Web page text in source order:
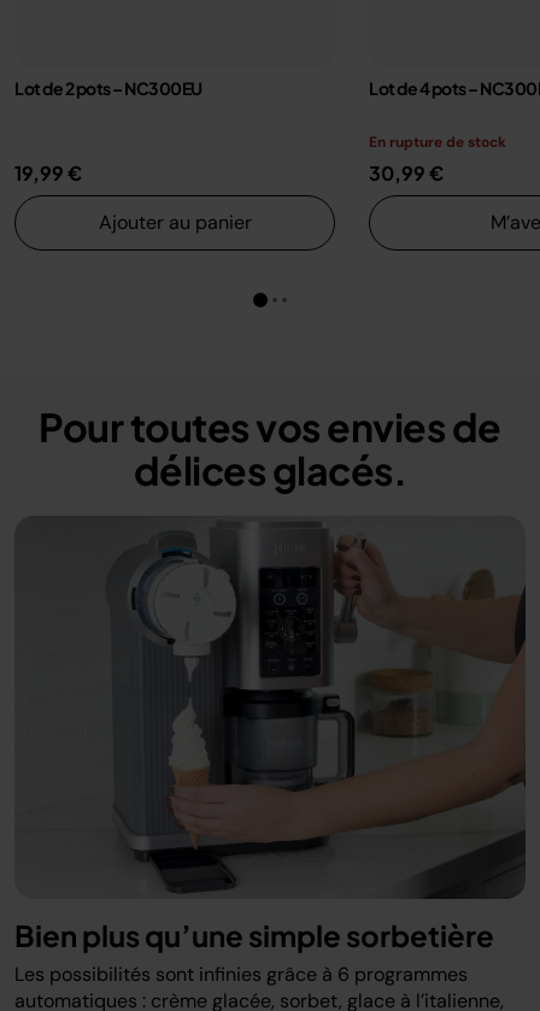
Lot de 2 pots – NC300EU
19,99 €
Ajouter au panier
Lot de 4 pots –
En rupture de stock
30,99 €
Pour toutes vos envies de
délices glacés.
Bien plus qu’une simple sorbetière
Les possibilités sont infinies grâce à 6 programmes
automatiques : crème glacée, sorbet, glace à l’italienne,